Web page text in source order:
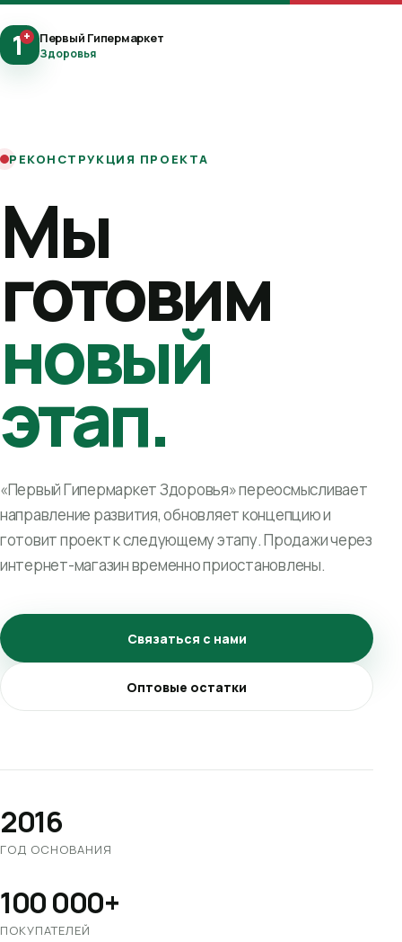
1+ Первый Гипермаркет
Здоровья
РЕКОНСТРУКЦИЯ ПРОЕКТА
Мы
готовим
новый
этап.
«Первый Гипермаркет Здоровья» переосмысливает
направление развития, обновляет концепцию и
готовит проект к следующему этапу. Продажи через
интернет-магазин временно приостановлены.
Связаться с нами
Оптовые остатки
2016
ГОД ОСНОВАНИЯ
100 000+
ПОКУПАТЕЛЕЙ